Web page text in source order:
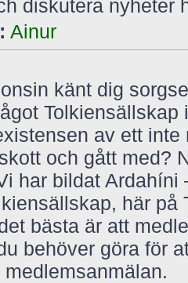
diskutera nyheter
Ainur
känt dig
Tolkiensällskap
av ett inte
och gått med?
har bildat Ardahíni
här på
bästa är att
behöver göra för